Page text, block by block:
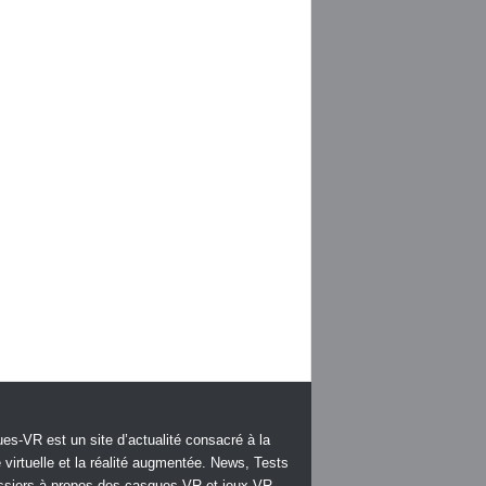
VR est un site d’actualité consacré à la
virtuelle et la réalité augmentée. News, Tests